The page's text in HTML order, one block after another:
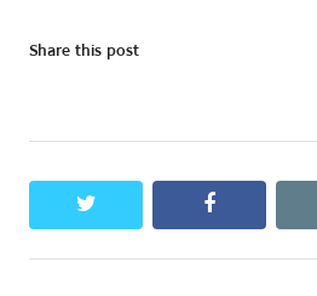
Share this post
twitter facebook